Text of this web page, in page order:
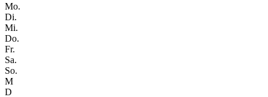
Mo.
Di.
Mi.
Do.
Fr.
Sa.
So.
M
D